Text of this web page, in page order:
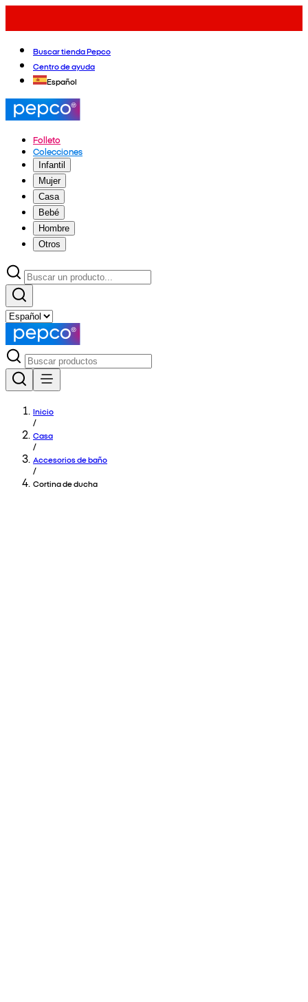
Buscar tienda Pepco
Centro de ayuda
Español
Folleto
Colecciones
Infantil
Mujer
Casa
Bebé
Hombre
Otros
Inicio
/
Casa
/
Accesorios de baño
/
Cortina de ducha